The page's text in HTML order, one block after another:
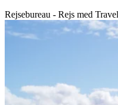
Rejsebureau - Rejs med